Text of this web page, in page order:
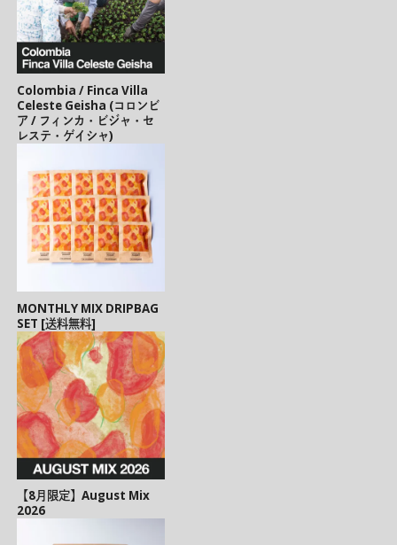
Colombia / Finca Villa
Celeste Geisha (コロンビ
ア / フィンカ・ビジャ・セ
レステ・ゲイシャ)
MONTHLY MIX DRIPBAG
SET [送料無料]
【8月限定】August Mix
2026